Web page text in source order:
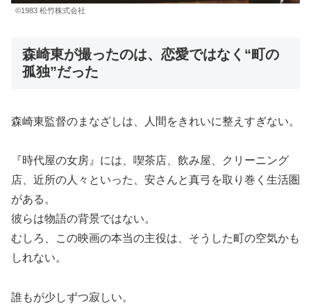
©1983 松竹株式会社
森崎東が撮ったのは、恋愛ではなく“町の
孤独”だった
森崎東監督のまなざしは、人間をきれいに整えすぎない。
『時代屋の女房』には、喫茶店、飲み屋、クリーニング
店、近所の人々といった、安さんと真弓を取り巻く生活圏
がある。
彼らは物語の背景ではない。
むしろ、この映画の本当の主役は、そうした町の空気かも
しれない。
誰もが少しずつ寂しい。